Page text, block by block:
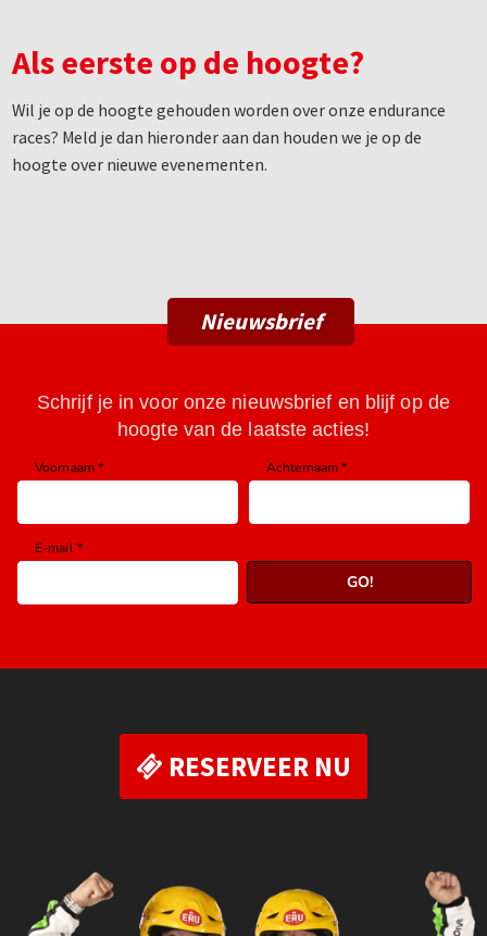
Als eerste op de hoogte?
Wil je op de hoogte gehouden worden over onze endurance
races? Meld je dan hieronder aan dan houden we je op de
hoogte over nieuwe evenementen.
Nieuwsbrief
RESERVEER NU